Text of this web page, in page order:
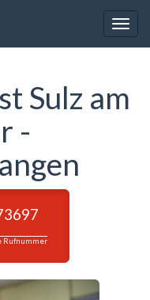
Toggle
Sulz am
-
Rufnummer